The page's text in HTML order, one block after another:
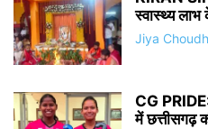
स्वास्थ्य
Jiya
CG PRIDE:
में छत्तीसगढ़